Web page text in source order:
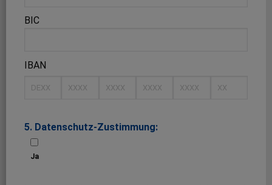
BIC
IBAN
5. Datenschutz-Zustimmung:
Ja